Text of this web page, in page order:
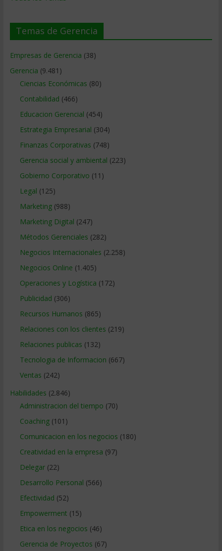
Temas de Gerencia
Empresas de Gerencia (38)
Gerencia (9.481)
Ciencias Económicas (80)
Contabilidad (466)
Educacion Gerencial (454)
Estrategia Empresarial (304)
Finanzas Corporativas (748)
Gerencia social y ambiental (223)
Gobierno Corporativo (11)
Legal (125)
Marketing(988)
Marketing Digital (247)
Métodos Gerenciales (282)
Negocios Internacionales (2.258)
Negocios Online (1.405)
Operaciones y Logística (172)
Publicidad (306)
Recursos Humanos (865)
Relaciones con los clientes (219)
Relaciones publicas (132)
Tecnologia de Informacion (667)
Ventas (242)
Habilidades (2.846)
Administracion del tiempo (70)
Coaching(101)
Comunicacion en los negocios (180)
Creatividad en la empresa (97)
Delegar(22)
Desarrollo Personal (566)
Efectividad (52)
Empowerment (15)
Etica en los negocios (46)
Gerencia de Proyectos (67)